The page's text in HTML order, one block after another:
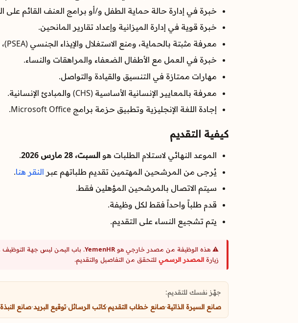
خبرة في إدارة حالة حماية الطفل و/أو برامج العنف القائم على
خبرة قوية في إدارة الميزانية وإعداد تقارير المانحين.
معرفة مثبتة بالحماية، ومنع الاستغلال والإيذاء الجنسي (PSEA)، وإدماج الحماية.
خبرة في العمل مع الأطفال الضعفاء والمراهقات والنساء.
مهارات ممتازة في التنسيق والقيادة والتواصل.
معرفة بالمعايير الإنسانية الأساسية (CHS) والمبادئ الإنسانية.
إجادة اللغة الإنجليزية وتطبيق حزمة برامج Microsoft Office.
كيفية التقديم
الموعد النهائي لاستلام الطلبات هو السبت، 28 مارس 2026
.
يُرجى من المرشحين المهتمين تقديم طلباتهم عبر النقر هنا.
سيتم الاتصال بالمرشحين المؤهلين فقط.
قدم طلباً واحداً فقط لكل وظيفة.
يتم تشجيع النساء على التقديم.
⚠️ هذه الوظيفة من مصدر خارجي هوYemenHR. باب اليمن ليس جهة التوظيف
زيارة المصدر الرسمي للتحقق من التفاصيل والتقديم.
جهّز نفسك للتقديم:
صانع السيرة الذاتية·صانع خطاب التقديم·كاتب الرسائل·توقيع البريد·صانع